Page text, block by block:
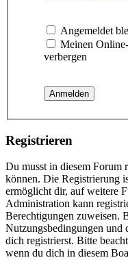
Angemeldet
Meinen
verbergen
Registrieren
Du musst in diesem Forum
können. Die Registrierung
ermöglicht dir, auf weitere
Administration kann
Berechtigungen zuweisen.
Nutzungsbedingungen und
dich registrierst. Bitte
wenn du dich in diesem